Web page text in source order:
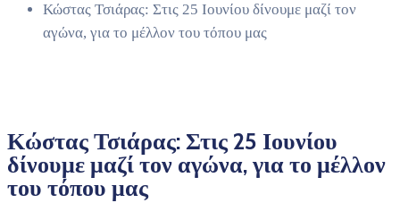
Κώστας Τσιάρας: Στις 25 Ιουνίου δίνουμε μαζί τον
αγώνα, για το μέλλον του τόπου μας
Κώστας Τσιάρας: Στις 25 Ιουνίου
δίνουμε μαζί τον αγώνα, για το μέλλον
του τόπου μας